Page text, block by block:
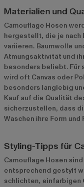
Materialien und
Camouflage Hosen
hergestellt, die je nach
variieren. Baumwolle
Atmungsaktivität und
besonders beliebt. Für
wird oft Canvas oder
besonders langlebig
Kauf auf die Qualität
sicherzustellen, dass
Waschen ihre Form und
Styling-Tipps für
Camouflage Hosen
entsprechend gestylt
schlichten, einfarbigen